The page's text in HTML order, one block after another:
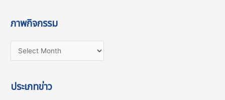
ภาพกิจกรรม
ประเภทข่าว